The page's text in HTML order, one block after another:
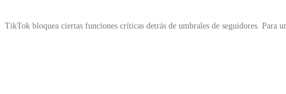
TikTok bloquea ciertas funciones críticas detrás de umbrales de seguidores. Para